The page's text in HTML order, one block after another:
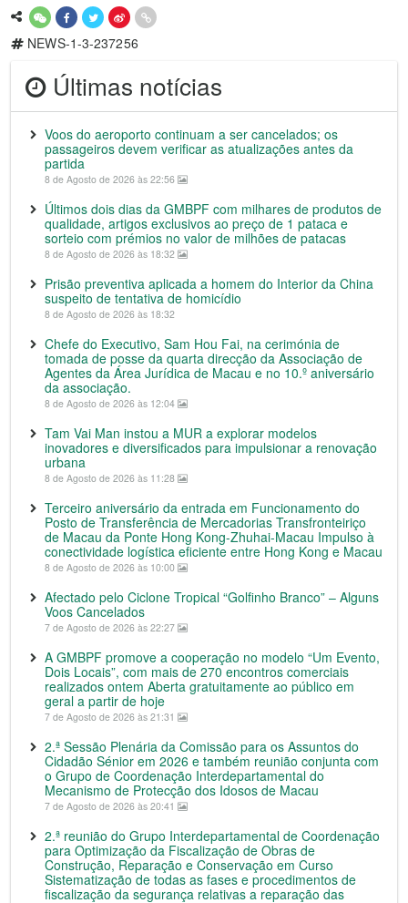
NEWS-1-3-237256
Últimas notícias
Voos do aeroporto continuam a ser cancelados; os
passageiros devem verificar as atualizações antes da
partida
8 de Agosto de 2026 às 22:56
Últimos dois dias da GMBPF com milhares de produtos de
qualidade, artigos exclusivos ao preço de 1 pataca e
sorteio com prémios no valor de milhões de patacas
8 de Agosto de 2026 às 18:32
Prisão preventiva aplicada a homem do Interior da China
suspeito de tentativa de homicídio
8 de Agosto de 2026 às 18:32
Chefe do Executivo, Sam Hou Fai, na cerimónia de
tomada de posse da quarta direcção da Associação de
Agentes da Área Jurídica de Macau e no 10.º aniversário
da associação.
8 de Agosto de 2026 às 12:04
Tam Vai Man instou a MUR a explorar modelos
inovadores e diversificados para impulsionar a renovação
urbana
8 de Agosto de 2026 às 11:28
Terceiro aniversário da entrada em Funcionamento do
Posto de Transferência de Mercadorias Transfronteiriço
de Macau da Ponte Hong Kong-Zhuhai-Macau Impulso à
conectividade logística eficiente entre Hong Kong e Macau
8 de Agosto de 2026 às 10:00
Afectado pelo Ciclone Tropical “Golfinho Branco” – Alguns
Voos Cancelados
7 de Agosto de 2026 às 22:27
A GMBPF promove a cooperação no modelo “Um Evento,
Dois Locais”, com mais de 270 encontros comerciais
realizados ontem Aberta gratuitamente ao público em
geral a partir de hoje
7 de Agosto de 2026 às 21:31
2.ª Sessão Plenária da Comissão para os Assuntos do
Cidadão Sénior em 2026 e também reunião conjunta com
o Grupo de Coordenação Interdepartamental do
Mecanismo de Protecção dos Idosos de Macau
7 de Agosto de 2026 às 20:41
2.ª reunião do Grupo Interdepartamental de Coordenação
para Optimização da Fiscalização de Obras de
Construção, Reparação e Conservação em Curso
Sistematização de todas as fases e procedimentos de
fiscalização da segurança relativas a reparação das